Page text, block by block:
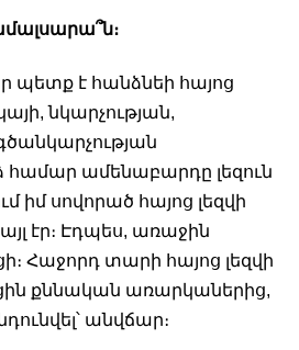
պետք է հանձնեի հայոց
նկարչության,
համար ամենաբարդը լեզուն
իմ սովորած հայոց լեզվի
էր։ Էդպես, առաջին
Հաջորդ տարի հայոց լեզվի
քննական առարկաներից,
անվճար։